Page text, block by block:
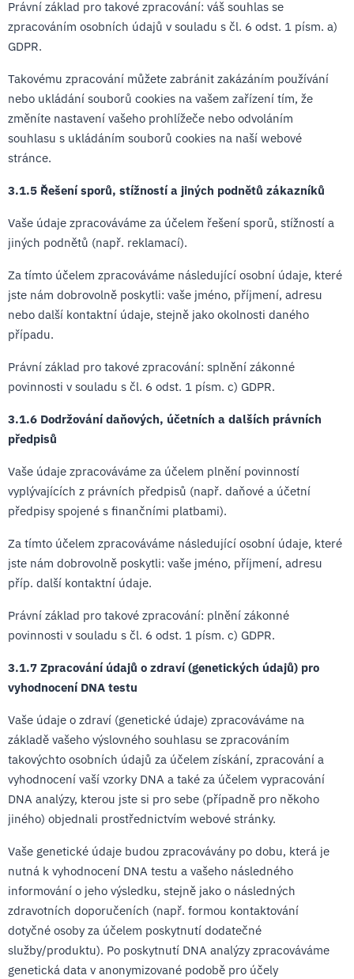
Právní základ pro takové zpracování: váš souhlas se
zpracováním osobních údajů v souladu s čl. 6 odst. 1 písm. a)
GDPR.
Takovému zpracování můžete zabránit zakázáním používání
nebo ukládání souborů cookies na vašem zařízení tím, že
změníte nastavení vašeho prohlížeče nebo odvoláním
souhlasu s ukládáním souborů cookies na naší webové
stránce.
3.1.5 Řešení sporů, stížností a jiných podnětů zákazníků
Vaše údaje zpracováváme za účelem řešení sporů, stížností a
jiných podnětů (např. reklamací).
Za tímto účelem zpracováváme následující osobní údaje, které
jste nám dobrovolně poskytli: vaše jméno, příjmení, adresu
nebo další kontaktní údaje, stejně jako okolnosti daného
případu.
Právní základ pro takové zpracování: splnění zákonné
povinnosti v souladu s čl. 6 odst. 1 písm. c) GDPR.
3.1.6 Dodržování daňových, účetních a dalších právních
předpisů
Vaše údaje zpracováváme za účelem plnění povinností
vyplývajících z právních předpisů (např. daňové a účetní
předpisy spojené s finančními platbami).
Za tímto účelem zpracováváme následující osobní údaje, které
jste nám dobrovolně poskytli: vaše jméno, příjmení, adresu
příp. další kontaktní údaje.
Právní základ pro takové zpracování: plnění zákonné
povinnosti v souladu s čl. 6 odst. 1 písm. c) GDPR.
3.1.7 Zpracování údajů o zdraví (genetických údajů) pro
vyhodnocení DNA testu
Vaše údaje o zdraví (genetické údaje) zpracováváme na
základě vašeho výslovného souhlasu se zpracováním
takovýchto osobních údajů za účelem získání, zpracování a
vyhodnocení vaší vzorky DNA a také za účelem vypracování
DNA analýzy, kterou jste si pro sebe (případně pro někoho
jiného) objednali prostřednictvím webové stránky.
Vaše genetické údaje budou zpracovávány po dobu, která je
nutná k vyhodnocení DNA testu a vašeho následného
informování o jeho výsledku, stejně jako o následných
zdravotních doporučeních (např. formou kontaktování
dotyčné osoby za účelem poskytnutí dodatečné
služby/produktu). Po poskytnutí DNA analýzy zpracováváme
genetická data v anonymizované podobě pro účely